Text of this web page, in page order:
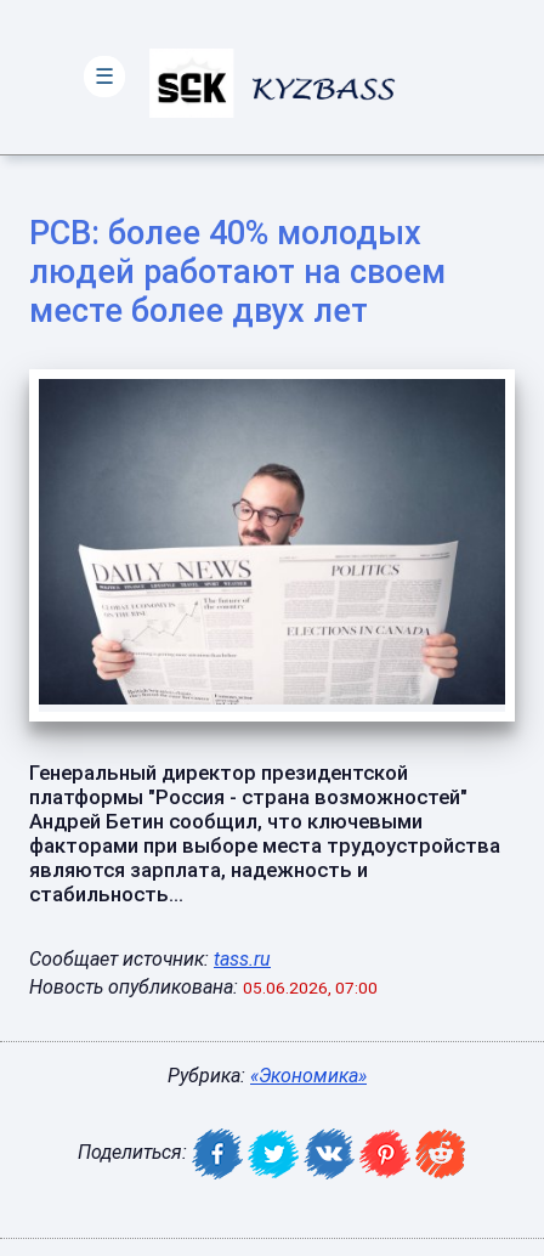
РСВ: более 40% молодых
людей работают на своем
месте более двух лет
Генеральный директор президентской
платформы "Россия - страна возможностей"
Андрей Бетин сообщил, что ключевыми
факторами при выборе места трудоустройства
являются зарплата, надежность и
стабильность...
Сообщает источник: tass.ru
Новость опубликована: 05.06.2026, 07:00
Рубрика: «Экономика»
Поделиться:
☰